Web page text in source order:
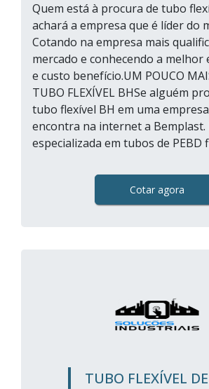
Quem está à procura de tubo
achará a empresa que é líder do
Cotando na empresa mais
mercado e conhecendo a melhor
e custo benefício.UM POUCO
TUBO FLEXÍVEL BHSe alguém
tubo flexível BH em uma
encontra na internet a Bemplast.
especializada em tubos de PEBD
Cotar agora
TUBO FLEXÍVEL